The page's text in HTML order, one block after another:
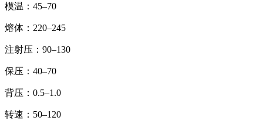
模温：45–70
熔体：220–245
注射压：90–130
保压：40–70
背压：0.5–1.0
转速：50–120